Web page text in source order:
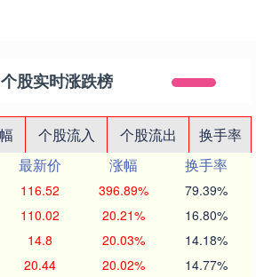
个股实时涨跌榜
个股流入 个股流出
换手率
最新价 涨幅
换手率
116.52 396.89% 79.39%
110.02 20.21% 16.80%
14.8 20.03% 14.18%
20.44 20.02% 14.77%